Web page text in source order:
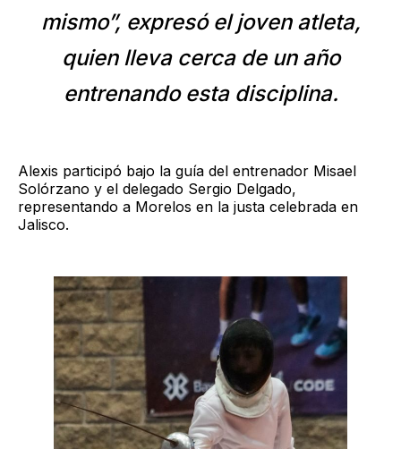
mismo”, expresó el joven atleta,
quien lleva cerca de un año
entrenando esta disciplina.
Alexis participó bajo la guía del entrenador Misael
Solórzano y el delegado Sergio Delgado,
representando a Morelos en la justa celebrada en
Jalisco.